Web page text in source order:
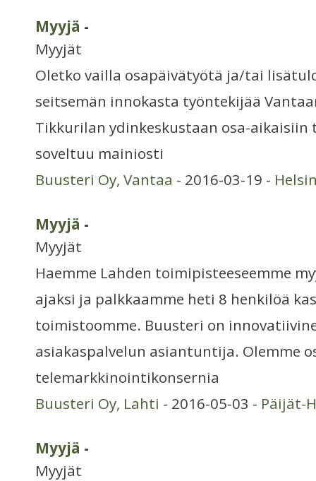
Myyjä -
Myyjät
Oletko vailla osapäivätyötä ja/tai
seitsemän innokasta työntekijää
Tikkurilan ydinkeskustaan osa-aikaisiin
soveltuu mainiosti
Buusteri Oy, Vantaa - 2016-03-19 -
Myyjä -
Myyjät
Haemme Lahden toimipisteeseemme
ajaksi ja palkkaamme heti 8 henkilöä
toimistoomme. Buusteri on
asiakaspalvelun asiantuntija. Olemme
telemarkkinointikonsernia
Buusteri Oy, Lahti - 2016-05-03 - Päijät-
Myyjä -
Myyjät